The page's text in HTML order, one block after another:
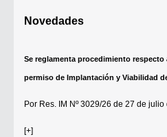
Novedades
Se reglamenta procedimiento respecto
permiso de Implantación y Viabilidad
Por Res. IM Nº 3029/26 de 27 de julio
[+]